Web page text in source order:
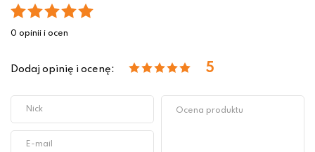
0 opinii i ocen
Dodaj opinię i ocenę: 5